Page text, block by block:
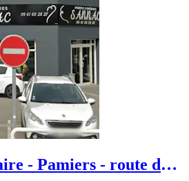
- Pamiers - route de